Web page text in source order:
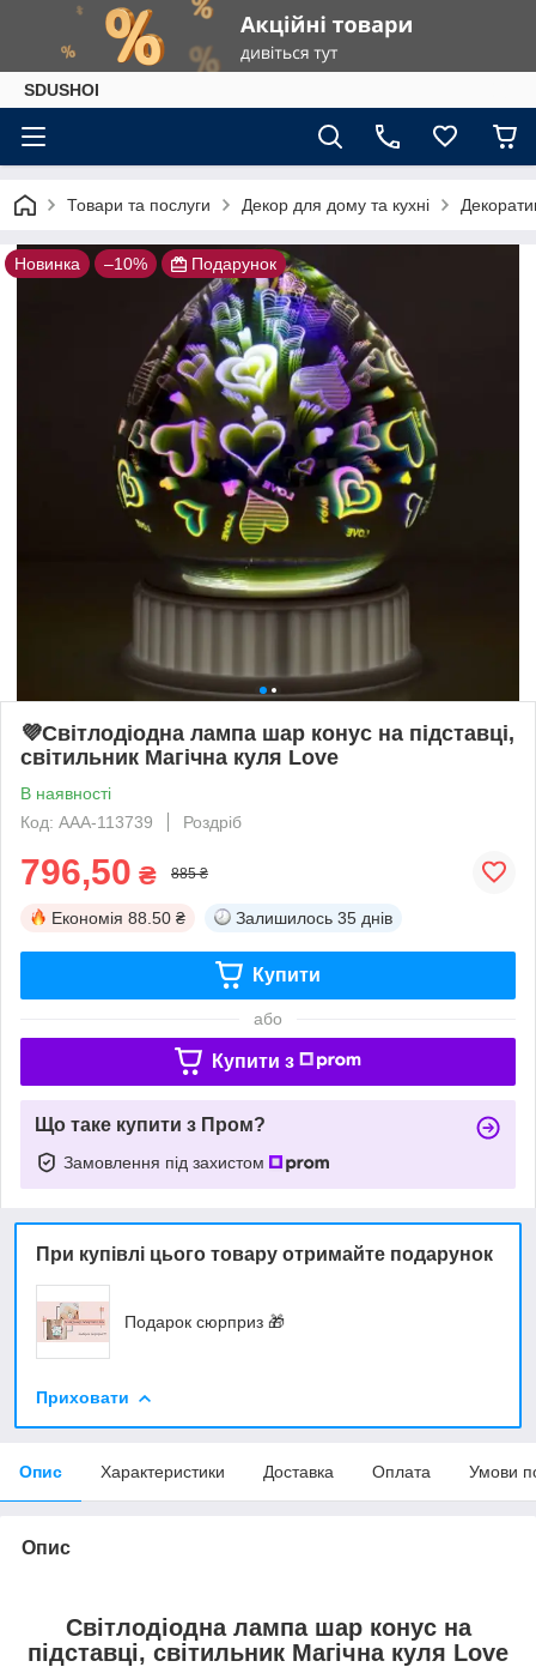
SDUSHOI
Товари та послуги Декор для дому та кухні
Новинка –10% Подарунок
💜Світлодіодна лампа шар конус на підставці,
світильник Магічна куля Love
В наявності
Код: AAA-113739
Роздріб
796,50 ₴ 885 ₴
Економія 88.50 ₴ Залишилось 35 днів
Купити
або
Купити з
Що таке купити з Пром?
Замовлення під захистом
При купівлі цього товару отримайте подарунок
Подарок сюрприз 🎁
Приховати
Опис Характеристики Доставка Оплата Умови
Опис
Світлодіодна лампа шар конус на
підставці, світильник Магічна куля Love